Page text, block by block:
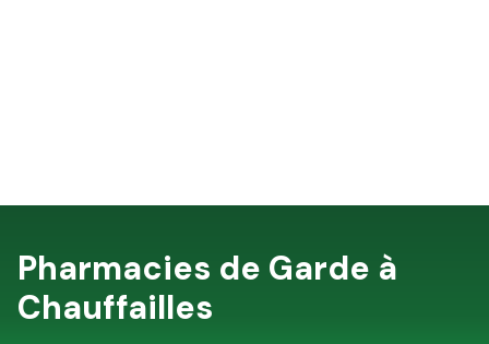
Pharmacies de Garde à
Chauffailles